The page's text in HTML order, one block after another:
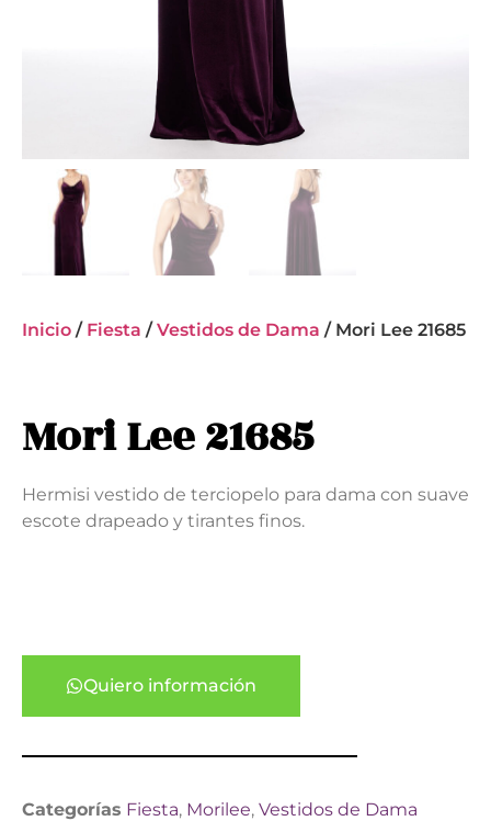
Inicio / Fiesta /Vestidos de Dama / Mori Lee 21685
Mori Lee 21685
Hermisi vestido de terciopelo para dama con suave
escote drapeado y tirantes finos.
Quiero información
Categorías Fiesta, Morilee, Vestidos de Dama